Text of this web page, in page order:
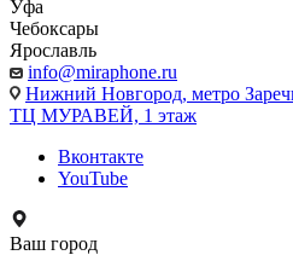
Уфа
Чебоксары
Ярославль
info@miraphone.ru
Нижний Новгород, метро
ТЦ МУРАВЕЙ, 1 этаж
Вконтакте
YouTube
Ваш город